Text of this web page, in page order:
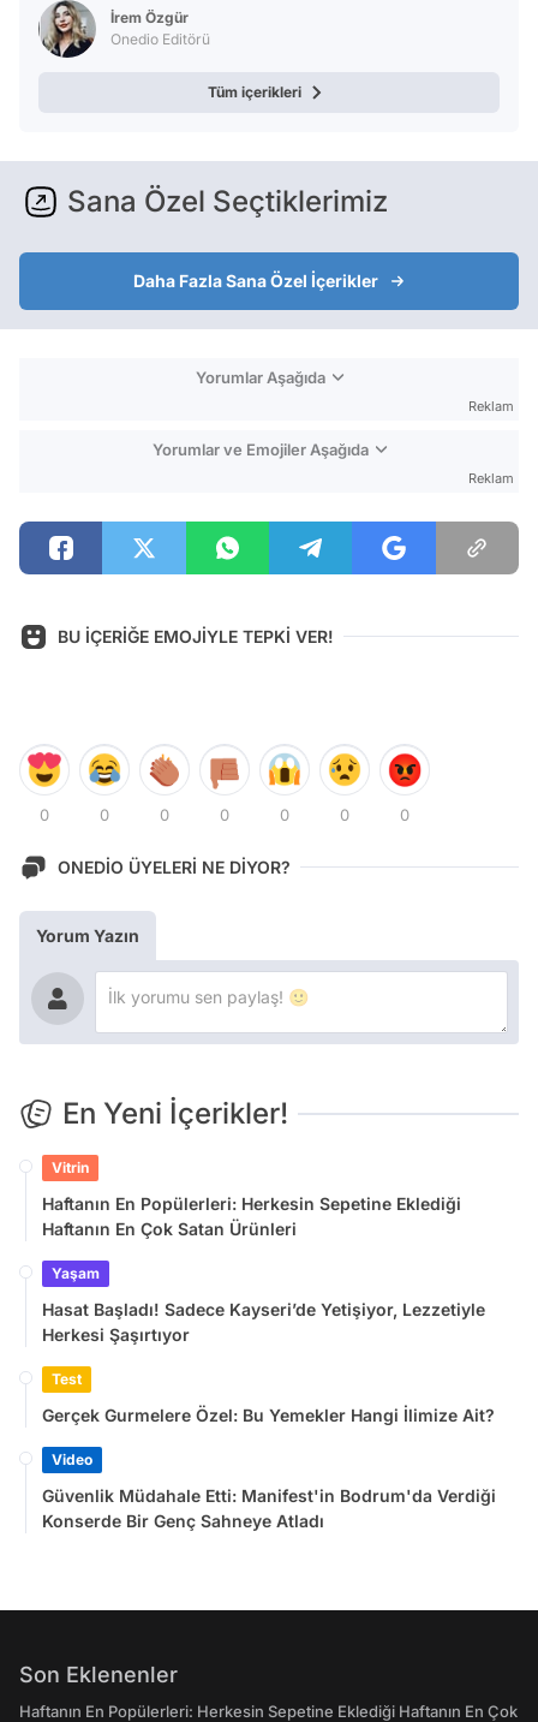
İrem Özgür
Onedio Editörü
Tüm içerikleri
Sana Özel Seçtiklerimiz
Daha Fazla Sana Özel İçerikler
Yorumlar Aşağıda
Reklam
Yorumlar ve Emojiler Aşağıda
Reklam
BU İÇERİĞE EMOJİYLE TEPKİ VER!
0 0 0 0 0 0 0
ONEDİO ÜYELERİ NE DİYOR?
Yorum Yazın
En Yeni İçerikler!
Vitrin
Haftanın En Popülerleri: Herkesin Sepetine Eklediği
Haftanın En Çok Satan Ürünleri
Yaşam
Hasat Başladı! Sadece Kayseri’de Yetişiyor, Lezzetiyle
Herkesi Şaşırtıyor
Test
Gerçek Gurmelere Özel: Bu Yemekler Hangi İlimize Ait?
Video
Güvenlik Müdahale Etti: Manifest'in Bodrum'da Verdiği
Konserde Bir Genç Sahneye Atladı
Son Eklenenler
Haftanın En Popülerleri: Herkesin Sepetine Eklediği Haftanın En Çok